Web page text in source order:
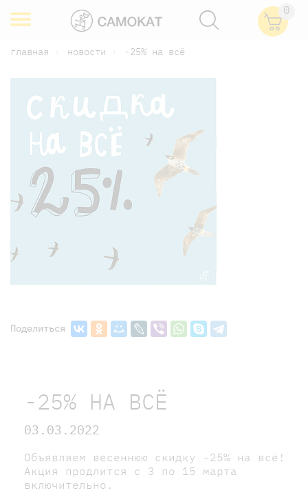
0
главная новости -25% на всё
Поделиться
-25% НА ВСЁ
03.03.2022
Объявляем весеннюю скидку -25% на всё!
Акция продлится с 3 по 15 марта
включительно.